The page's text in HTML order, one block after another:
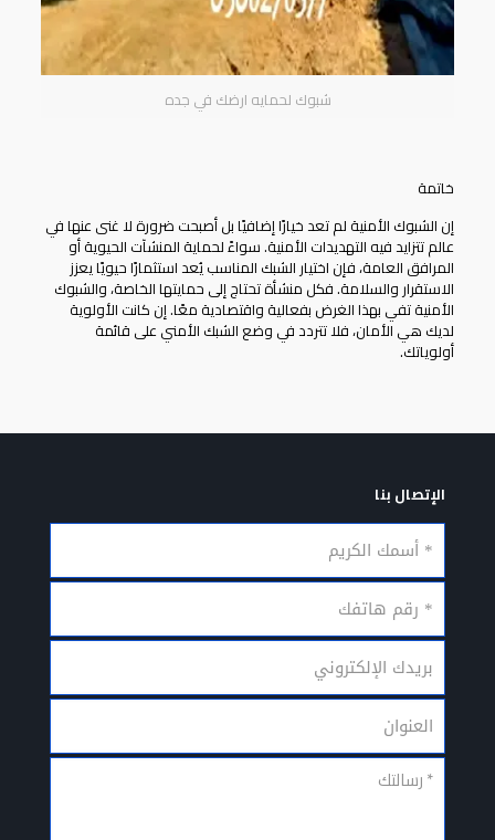
شبوك لحمايه ارضك في جده
خاتمة
إن الشبوك الأمنية لم تعد خيارًا إضافيًا بل أصبحت ضرورة لا غنى عنها في
عالم تتزايد فيه التهديدات الأمنية. سواءً لحماية المنشآت الحيوية أو
المرافق العامة، فإن اختيار الشبك المناسب يُعد استثمارًا حيويًا يعزز
الاستقرار والسلامة. فكل منشأة تحتاج إلى حمايتها الخاصة، والشبوك
الأمنية تفي بهذا الغرض بفعالية واقتصادية معًا. إن كانت الأولوية
لديك هي الأمان، فلا تتردد في وضع الشبك الأمني على قائمة
أولوياتك.
الإتصال بنا